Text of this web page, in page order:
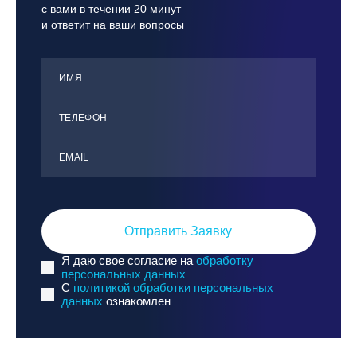
с вами в течении 20 минут
и ответит на ваши вопросы
ИМЯ
ТЕЛЕФОН
ЕMАIL
Отправить Заявку
Я даю свое согласие на обработку
персональных данных
C политикой обработки персональных
данных ознакомлен